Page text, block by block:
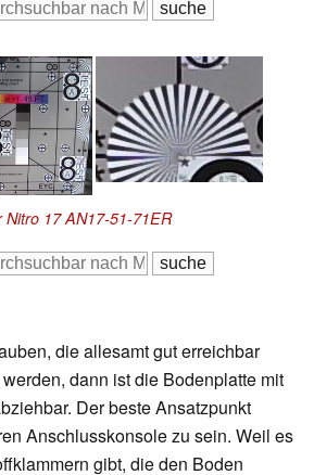
Nitro 17 AN17-51-71ER
die allesamt gut erreichbar
dann ist die Bodenplatte mit
Der beste Ansatzpunkt
Anschlusskonsole zu sein. Weil es
gibt, die den Boden